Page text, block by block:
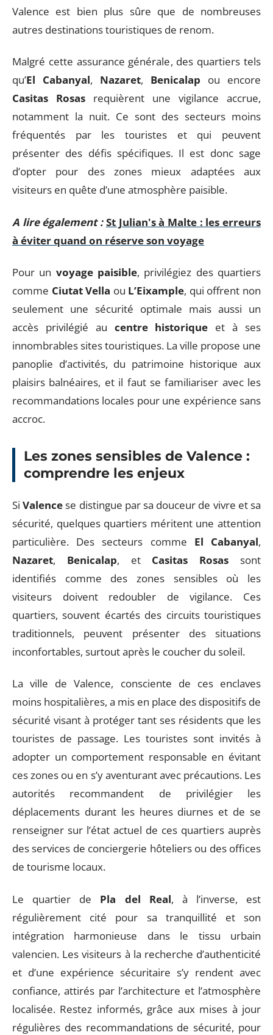
Valence est bien plus sûre que de nombreuses
autres destinations touristiques de renom.
Malgré cette assurance générale, des quartiers tels
qu’El Cabanyal, Nazaret, Benicalap ou encore
Casitas Rosas requièrent une vigilance accrue,
notamment la nuit. Ce sont des secteurs moins
fréquentés par les touristes et qui peuvent
présenter des défis spécifiques. Il est donc sage
d’opter pour des zones mieux adaptées aux
visiteurs en quête d’une atmosphère paisible.
A lire également : St Julian's à Malte : les erreurs
à éviter quand on réserve son voyage
Pour un voyage paisible, privilégiez des quartiers
comme Ciutat Vella ou L’Eixample, qui offrent non
seulement une sécurité optimale mais aussi un
accès privilégié au centre historique et à ses
innombrables sites touristiques. La ville propose une
panoplie d’activités, du patrimoine historique aux
plaisirs balnéaires, et il faut se familiariser avec les
recommandations locales pour une expérience sans
accroc.
Les zones sensibles de Valence :
comprendre les enjeux
SiValencese distingue par sa douceur de vivre et sa
sécurité, quelques quartiers méritent une attention
particulière. Des secteurs comme El Cabanyal,
Nazaret, Benicalap, et Casitas Rosas sont
identifiés comme des zones sensibles où les
visiteurs doivent redoubler de vigilance. Ces
quartiers, souvent écartés des circuits touristiques
traditionnels, peuvent présenter des situations
inconfortables, surtout après le coucher du soleil.
La ville de Valence, consciente de ces enclaves
moins hospitalières, a mis en place des dispositifs de
sécurité visant à protéger tant ses résidents que les
touristes de passage. Les touristes sont invités à
adopter un comportement responsable en évitant
ces zones ou en s’y aventurant avec précautions. Les
autorités recommandent de privilégier les
déplacements durant les heures diurnes et de se
renseigner sur l’état actuel de ces quartiers auprès
des services de conciergerie hôteliers ou des offices
de tourisme locaux.
Le quartier de Pla del Real, à l’inverse, est
régulièrement cité pour sa tranquillité et son
intégration harmonieuse dans le tissu urbain
valencien. Les visiteurs à la recherche d’authenticité
et d’une expérience sécuritaire s’y rendent avec
confiance, attirés par l’architecture et l’atmosphère
localisée. Restez informés, grâce aux mises à jour
régulières des recommandations de sécurité, pour